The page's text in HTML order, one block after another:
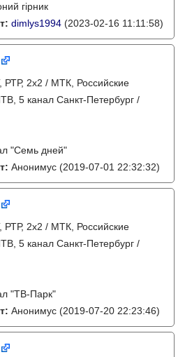
гірник
dimlys1994 (2023-02-16 11:11:58)
РТР, 2х2 / МТК, Российские
5 канал Санкт-Петербург /
"Семь дней"
Анонимус (2019-07-01 22:32:32)
РТР, 2х2 / МТК, Российские
5 канал Санкт-Петербург /
"ТВ-Парк"
Анонимус (2019-07-20 22:23:46)